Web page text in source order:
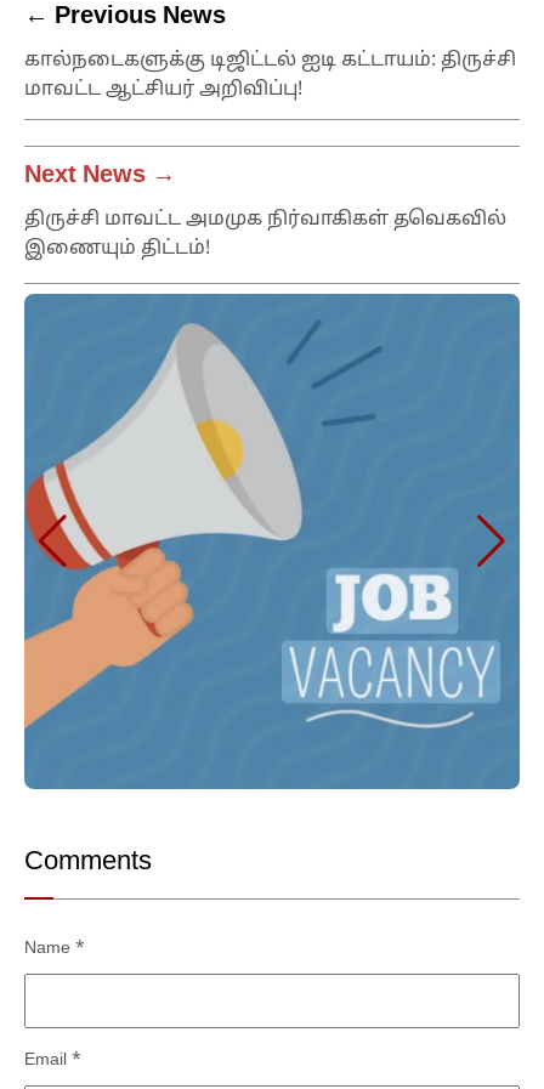
← Previous News
கால்நடைகளுக்கு டிஜிட்டல் ஐடி கட்டாயம்: திருச்சி
மாவட்ட ஆட்சியர் அறிவிப்பு!
Next News →
திருச்சி மாவட்ட அமமுக நிர்வாகிகள் தவெகவில்
இணையும் திட்டம்!
Comments
Name *
Email *